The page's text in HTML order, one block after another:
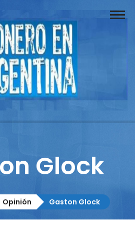
Glock
Opinión Gaston Glock